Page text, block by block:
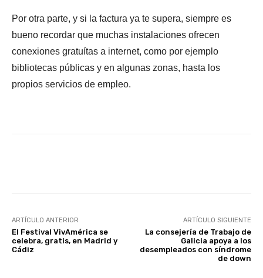
Por otra parte, y si la factura ya te supera, siempre es
bueno recordar que muchas instalaciones ofrecen
conexiones gratuítas a internet, como por ejemplo
bibliotecas públicas y en algunas zonas, hasta los
propios servicios de empleo.
ARTÍCULO ANTERIOR
El Festival VivAmérica se
celebra, gratis, en Madrid y
Cádiz
ARTÍCULO SIGUIENTE
La consejería de Trabajo de
Galicia apoya a los
desempleados con síndrome
de down